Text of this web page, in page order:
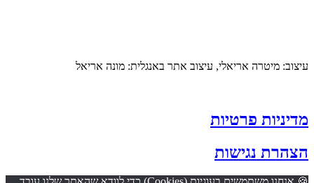
עיצוב: מיטרה אריאלי, עיצוב אתר באנגלית: מונה אריאל
מדיניות פרטיות
הצהרת נגישות